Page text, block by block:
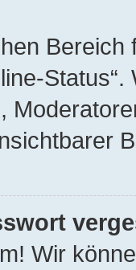
Wir